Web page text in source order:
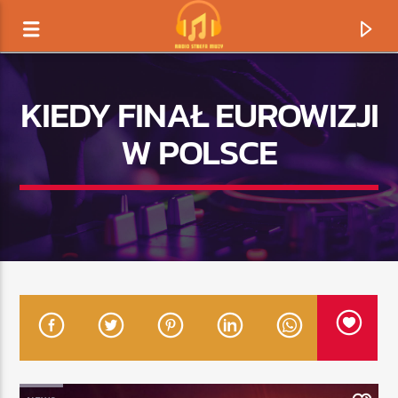
TERAZ GRAMY
TYTUŁ
ARTYSTA
KIEDY FINAŁ EUROWIZJI
W POLSCE